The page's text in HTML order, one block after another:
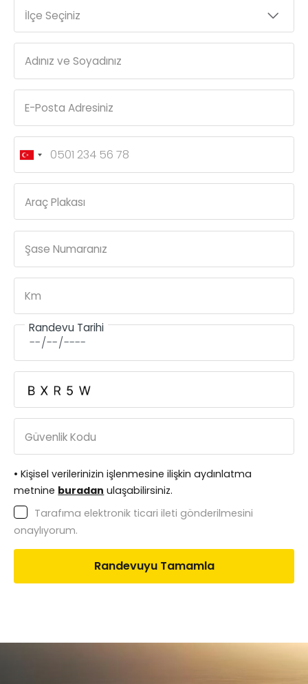
İlçe Seçiniz
Adınız ve Soyadınız
E-Posta Adresiniz
Araç Plakası
Şase Numaranız
Km
Randevu Tarihi
Güvenlik Kodu
• Kişisel verilerinizin işlenmesine ilişkin aydınlatma
metnine buradan ulaşabilirsiniz.
Tarafıma elektronik ticari ileti gönderilmesini
onaylıyorum.
Randevuyu Tamamla